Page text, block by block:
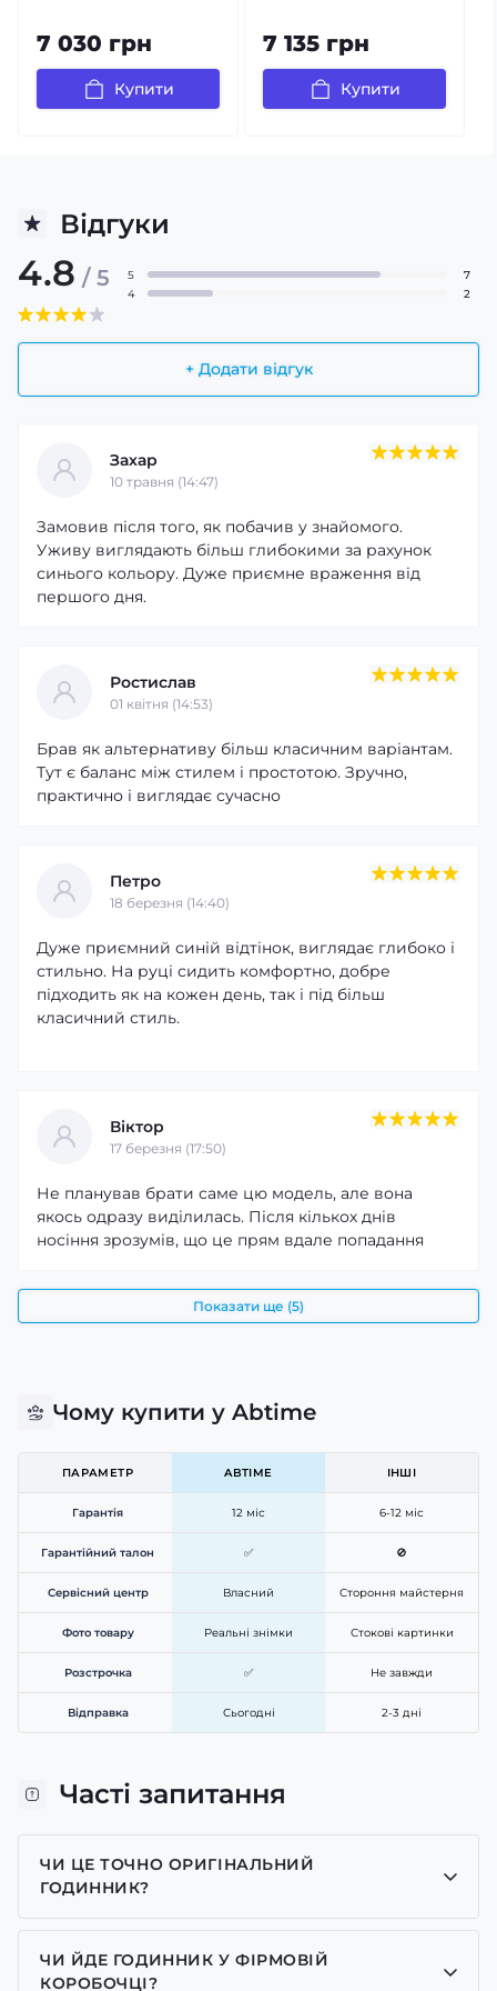
7 030 грн
Купити
7 135 грн
Купити
Відгуки
4.8 / 5
+ Додати відгук
5
7
4
2
Захар
10 травня (14:47)
Замовив після того, як побачив у знайомого.
Уживу виглядають більш глибокими за рахунок
синього кольору. Дуже приємне враження від
першого дня.
Ростислав
01 квітня (14:53)
Брав як альтернативу більш класичним варіантам.
Тут є баланс між стилем і простотою. Зручно,
практично і виглядає сучасно
Петро
18 березня (14:40)
Дуже приємний синій відтінок, виглядає глибоко і
стильно. На руці сидить комфортно, добре
підходить як на кожен день, так і під більш
класичний стиль.
Віктор
17 березня (17:50)
Не планував брати саме цю модель, але вона
якось одразу виділилась. Після кількох днів
носіння зрозумів, що це прям вдале попадання
Показати ще (5)
Чому купити у Abtime
ПАРАМЕТР ABTIME ІНШІ
Гарантія 12 міс 6-12 міс
Гарантійний талон ✅ 🚫
Сервісний центр Власний Стороння майстерня
Фото товару Реальні знімки Стокові картинки
Розстрочка ✅ Не завжди
Відправка Сьогодні 2-3 дні
Часті запитання
ЧИ ЦЕ ТОЧНО ОРИГІНАЛЬНИЙ
ГОДИННИК?
Так, усі годинники у нас лише оригінальні, ми є
представником багатьох брендів.
ЧИ ЙДЕ ГОДИННИК У ФІРМОВІЙ
КОРОБОЧЦІ?